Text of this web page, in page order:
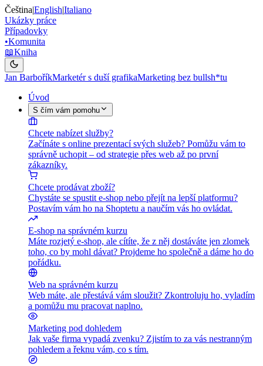
Čeština|English|Italiano
Ukázky práce
Případovky
•Komunita
📖Kniha
Jan BarboříkMarketér s duší grafikaMarketing bez bullsh*tu
Úvod
S čím vám pomohu
Chcete nabízet služby?
Začínáte s online prezentací svých služeb? Pomůžu vám to
správně uchopit – od strategie přes web až po první
zákazníky.
Chcete prodávat zboží?
Chystáte se spustit e-shop nebo přejít na lepší platformu?
Postavím vám ho na Shoptetu a naučím vás ho ovládat.
E-shop na správném kurzu
Máte rozjetý e-shop, ale cítíte, že z něj dostáváte jen zlomek
toho, co by mohl dávat? Projdeme ho společně a dáme ho do
pořádku.
Web na správném kurzu
Web máte, ale přestává vám sloužit? Zkontroluju ho, vyladím
a pomůžu mu pracovat naplno.
Marketing pod dohledem
Jak vaše firma vypadá zvenku? Zjistím to za vás nestranným
pohledem a řeknu vám, co s tím.